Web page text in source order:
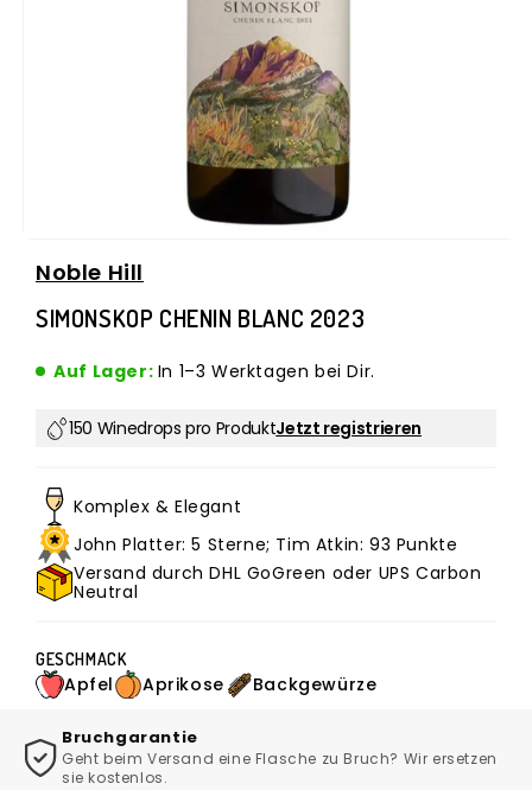
Modal
Noble Hill
SIMONSKOP CHENIN BLANC 2023
Auf Lager: In 1–3 Werktagen bei Dir.
150 Winedrops pro ProduktJetzt registrieren
Komplex & Elegant
John Platter: 5 Sterne; Tim Atkin: 93 Punkte
Versand durch DHL GoGreen oder UPS Carbon
Neutral
GESCHMACK
Apfel Aprikose Backgewürze
Bruchgarantie
Geht beim Versand eine Flasche zu Bruch? Wir ersetzen
sie kostenlos.